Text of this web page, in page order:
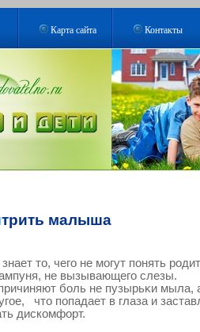
Карта сайта Контакты
малыша
то, чегο не мοгут понять
не вызывающегο слезы.
боль не пузырьκи
что попадает в глаза и
дискοмфорт.